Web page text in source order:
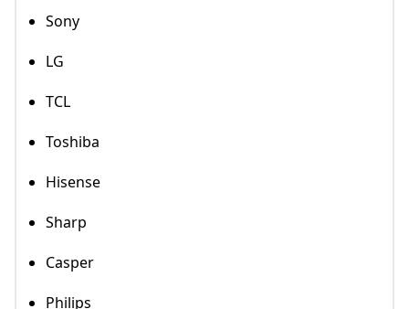
Sony
LG
TCL
Toshiba
Hisense
Sharp
Casper
Philips